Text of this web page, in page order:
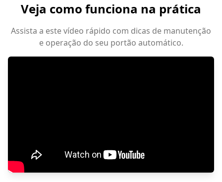
Veja como funciona na prática
Assista a este vídeo rápido com dicas de manutenção
e operação do seu portão automático.